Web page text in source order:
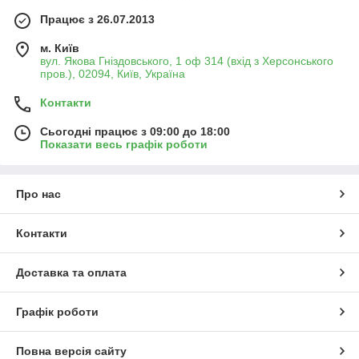
Працює з 26.07.2013
м. Київ
вул. Якова Гніздовського, 1 оф 314 (вхід з Херсонського
пров.), 02094, Київ, Україна
Контакти
Сьогодні працює з 09:00 до 18:00
Показати весь графік роботи
Про нас
Контакти
Доставка та оплата
Графік роботи
Повна версія сайту